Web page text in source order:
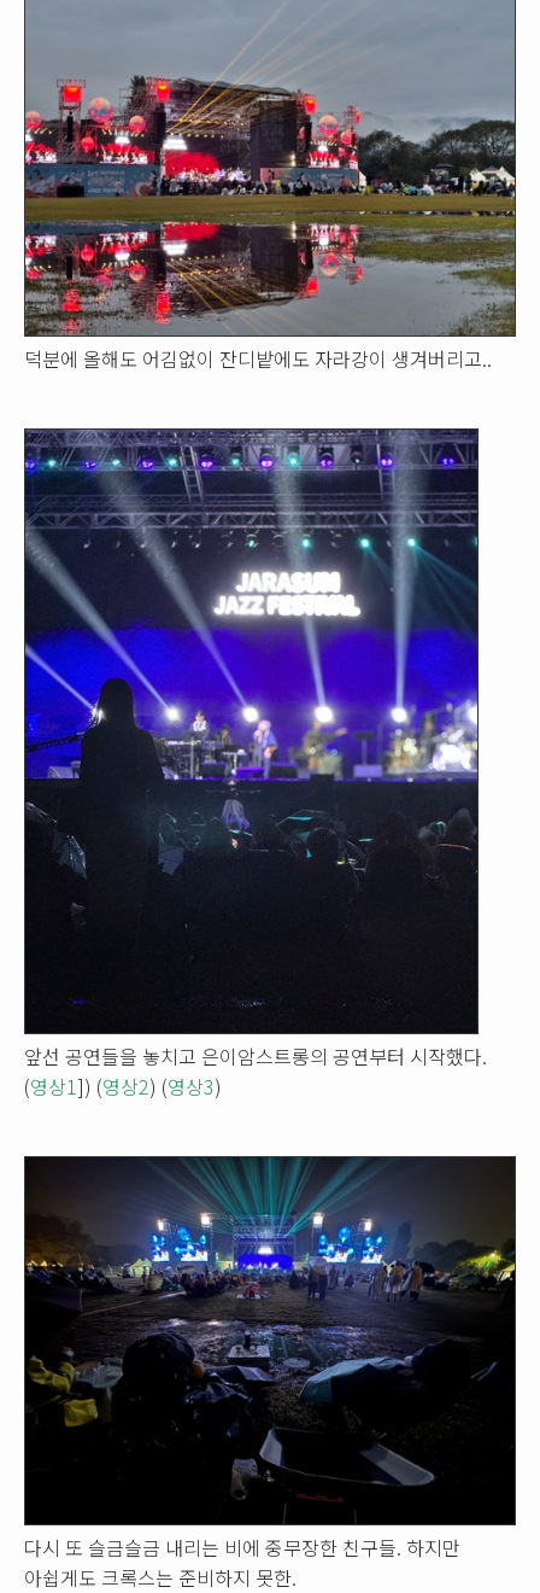
덕분에 올해도 어김없이 잔디밭에도 자라강이 생겨버리고..
앞선 공연들을 놓치고 은이암스트롱의 공연부터 시작했다.
(영상1]) (영상2) (영상3)
다시 또 슬금슬금 내리는 비에 중무장한 친구들. 하지만
아쉽게도 크록스는 준비하지 못한.